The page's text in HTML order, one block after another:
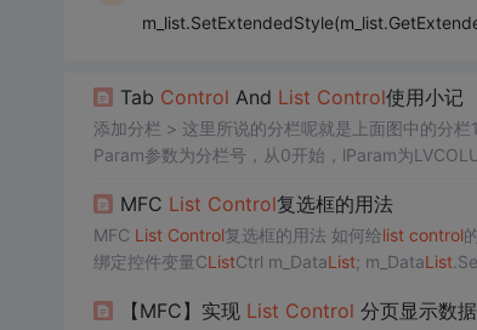
Tab Control And List Control使用小记
添加分栏 > 这里所说的分栏呢就是上面图中的分
Param参数为分栏号，从0开始，lParam为LVCOLUMN结构指针 如： LVCOLUMN column; // 指
MFC List Control复选框的用法
MFC List Control 复选框的用法 如何给list control
绑定控件变量CList Ctrl m_DataList ; m_DataList
【MFC】实现 List Control 分页显示数